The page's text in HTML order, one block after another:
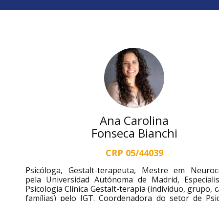
Ana Carolina
Fonseca Bianchi
CRP 05/44039
Psicóloga, Gestalt-terapeuta, Mestre em
pela Universidad Autónoma de Madrid,
Psicologia Clínica Gestalt-terapia (indivíduo, grupo,
famílias) pelo IGT. Coordenadora do setor de